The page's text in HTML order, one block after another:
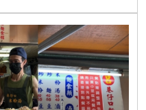
指標。